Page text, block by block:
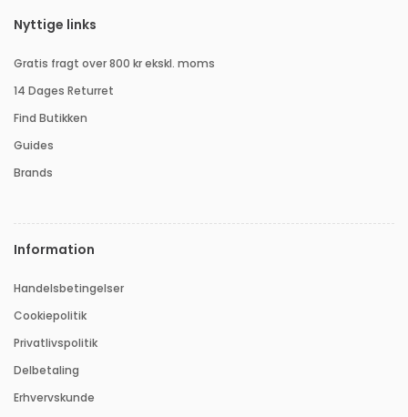
Nyttige links
Gratis fragt over 800 kr ekskl. moms
14 Dages Returret
Find Butikken
Guides
Brands
Information
Handelsbetingelser
Cookiepolitik
Privatlivspolitik
Delbetaling
Erhvervskunde